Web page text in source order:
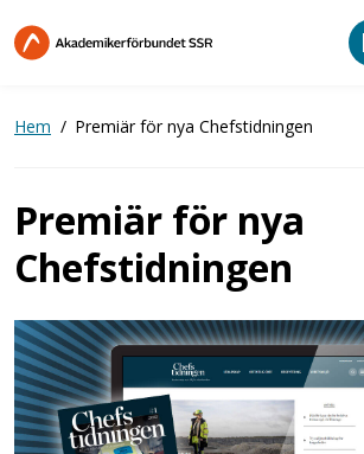
till
Hem Premiär för nya Chefstidningen
Premiär för nya
Chefstidningen